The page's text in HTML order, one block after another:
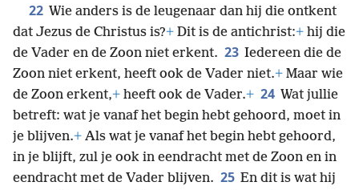
22 Wie anders is de leugenaar dan hij die ontkent
dat Jezus de Christus is?+ Dit is de antichrist:+ hij die
de Vader en de Zoon niet erkent. 23 Iedereen die de
Zoon niet erkent, heeft ook de Vader niet.+ Maar wie
de Zoon erkent,+ heeft ook de Vader.+ 24 Wat jullie
betreft: wat je vanaf het begin hebt gehoord, moet in
je blijven.+ Als wat je vanaf het begin hebt gehoord,
in je blijft, zul je ook in eendracht met de Zoon en in
eendracht met de Vader blijven. 25 En dit is wat hij